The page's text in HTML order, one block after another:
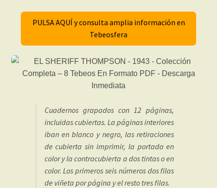
PULSA AQUÍ y consulta amplia información en
Tebeosfera
Cuadernos grapados con 12 páginas,
incluidas cubiertas. La páginas interiores
iban en blanco y negro, las retiraciones
de cubierta sin imprimir, la portada en
color y la contracubierta a dos tintas o en
color. Los primeros seis números dos filas
de viñeta por página y el resto tres filas.